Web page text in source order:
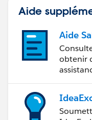
Aide
Aide
obtenir